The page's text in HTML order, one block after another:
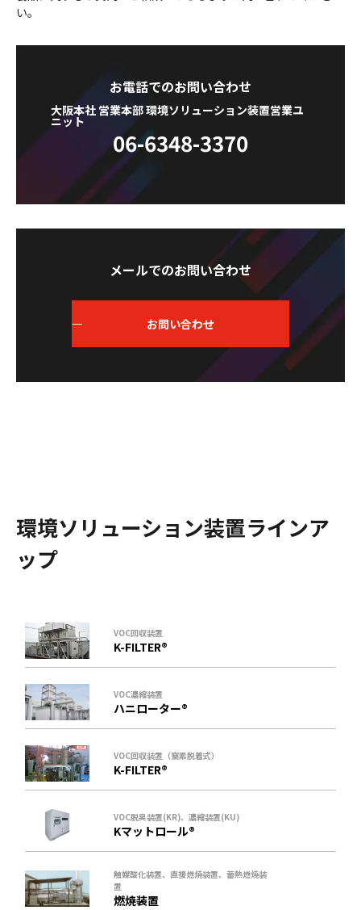
い。
お電話でのお問い合わせ
大阪本社 営業本部 環境ソリューション装置営業ユ
ニット
06-6348-3370
メールでのお問い合わせ
お問い合わせ
環境ソリューション装置ラインア
ップ
VOC回収装置
K-FILTER®
VOC濃縮装置
ハニローター®
VOC回収装置（窒素脱着式）
K-FILTER®
VOC脱臭装置(KR)、濃縮装置(KU)
Kマットロール®
触媒酸化装置、直接燃焼装置、蓄熱燃焼装
置
燃焼装置